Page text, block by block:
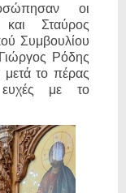
οι
Σταύρος
Συμβουλίου
Ρόδης
μετά το πέρας
ευχές με το